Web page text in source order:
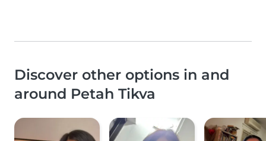
Discover other options in and
around Petah Tikva